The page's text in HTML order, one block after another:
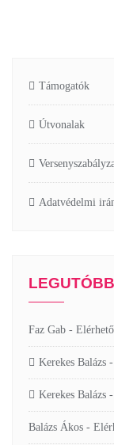
Támogatók
Útvonalak
Adatvédelmi
Faz Gab -
Kerekes Balázs -
Kerekes Balázs -
Balázs Ákos -